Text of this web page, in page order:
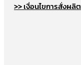
>> เงื่อนไขการสั่งผลิต